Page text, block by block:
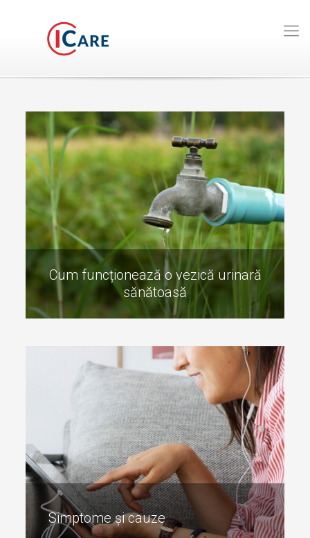
Cum funcționează o vezică urinară
sănătoasă
Cum funcționează o vezică urinară
sănătoasă
Vezica urinară este un organ important de care sunteți
conștient doar atunci când aveți cu adevărat nevoie să
mergeți la baie sau când nu o mai puteți controla.
Simptome și cauze